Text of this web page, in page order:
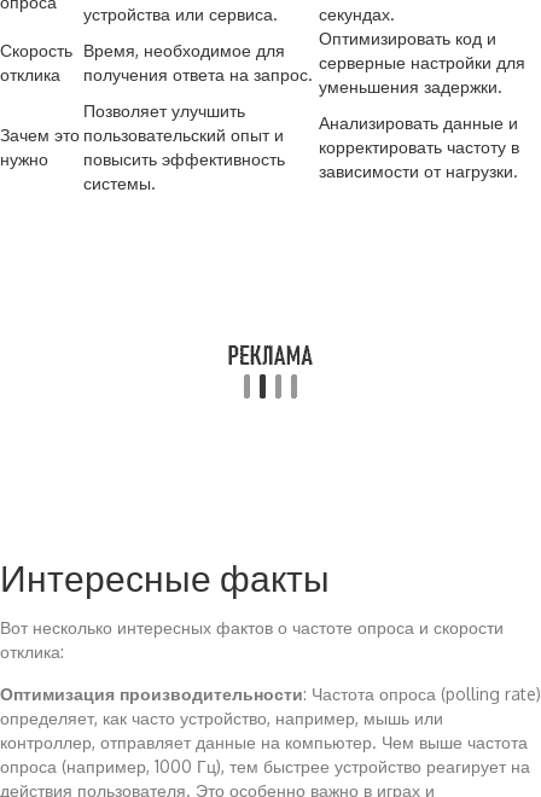
устройства или сервиса.
секундах.
Скорость
отклика
Время, необходимое для
получения ответа на запрос.
Оптимизировать код и
серверные настройки для
уменьшения задержки.
Зачем это
нужно
Позволяет улучшить
пользовательский опыт и
повысить эффективность
системы.
Анализировать данные и
корректировать частоту в
зависимости от нагрузки.
Интересные факты
Вот несколько интересных фактов о частоте опроса и скорости
отклика:
Оптимизация производительности: Частота опроса (polling rate)
определяет, как часто устройство, например, мышь или
контроллер, отправляет данные на компьютер. Чем выше частота
опроса (например, 1000 Гц), тем быстрее устройство реагирует на
действия пользователя. Это особенно важно в играх и